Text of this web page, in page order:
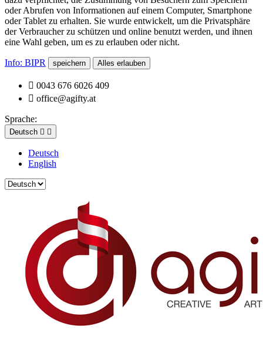
oder Abrufen von Informationen auf einem Computer, Smartphone
oder Tablet zu erhalten. Sie wurde entwickelt, um die Privatsphäre
der Verbraucher zu schützen und online benutzt werden, und ihnen
eine Wahl geben, um es zu erlauben oder nicht.
Info: BIPR speichern Alles erlauben
 0043 676 6026 409
 office@agifty.at
Sprache:
Deutsch  
Deutsch
English